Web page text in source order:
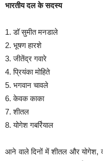
भारतीय दल के सदस्य
1. डॉ सुमीत मनडाले
2. भूषण हारशे
3. जीतेंद्र गवारे
4. प्रियंका मोहिते
5. भगवान चावले
6. केवक काका
7. शीतल
8. योगेश गबर्रियाल
आने वाले दिनों में शीतल और योगेश,